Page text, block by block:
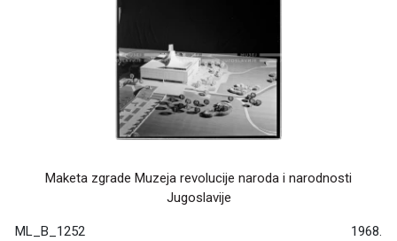
Maketa zgrade Muzeja revolucije naroda i narodnosti
Jugoslavije
ML_B_1252 1968.